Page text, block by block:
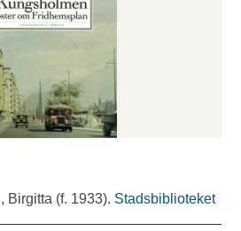
Birgitta (f. 1933). Stadsbiblioteket